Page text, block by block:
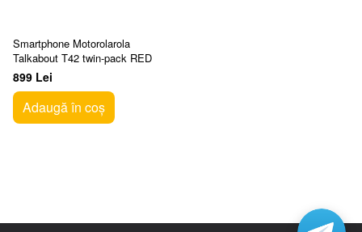
Smartphone Motorolarola
Talkabout T42 twin-pack RED
899 Lei
Adaugă în coș